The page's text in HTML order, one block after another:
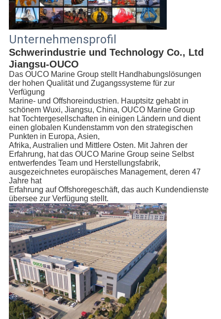
Unternehmensprofil
Schwerindustrie und Technology Co., Ltd
Jiangsu-OUCO
Das OUCO Marine Group stellt Handhabungslösungen
der hohen Qualität und Zugangssysteme für zur
Verfügung
Marine- und Offshoreindustrien. Hauptsitz gehabt in
schönem Wuxi, Jiangsu, China, OUCO Marine Group
hat Tochtergesellschaften in einigen Ländern und dient
einen globalen Kundenstamm von den strategischen
Punkten in Europa, Asien,
Afrika, Australien und Mittlere Osten. Mit Jahren der
Erfahrung, hat das OUCO Marine Group seine Selbst
entwerfendes Team und Herstellungsfabrik,
ausgezeichnetes europäisches Management, deren 47
Jahre hat
Erfahrung auf Offshoregeschäft, das auch Kundendienste
übersee zur Verfügung stellt.